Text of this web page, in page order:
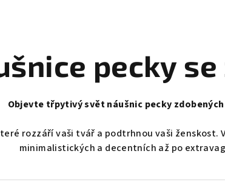
pecky
Objevte třpytivý svět náušnic pecky
rozzáří vaši tvář a podtrhnou vaši ženskost.
minimalistických a decentních až po